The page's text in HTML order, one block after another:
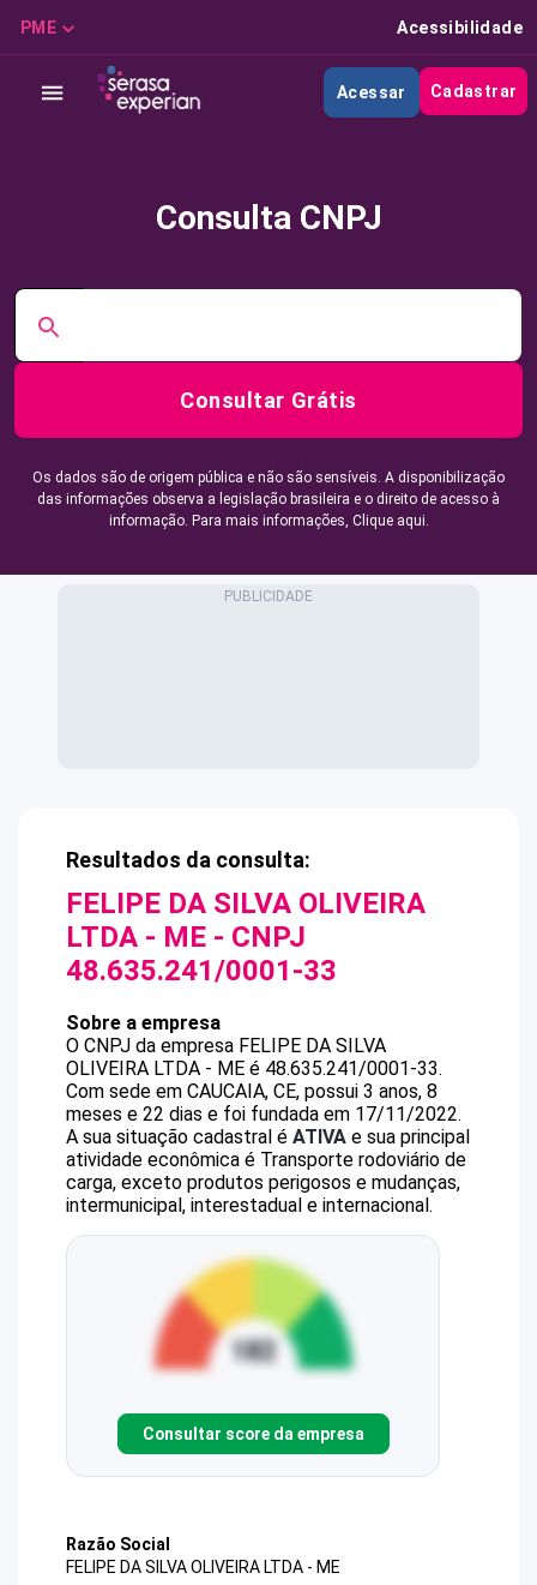
PME Acessibilidade
Acessar Cadastrar
Consulta CNPJ
Consultar Grátis
Os dados são de origem pública e não são sensíveis. A disponibilização
das informações observa a legislação brasileira e o direito de acesso à
informação. Para mais informações, Clique aqui.
Resultados da consulta:
FELIPE DA SILVA OLIVEIRA
LTDA - ME - CNPJ
48.635.241/0001-33
Sobre a empresa
O CNPJ da empresa FELIPE DA SILVA
OLIVEIRA LTDA - ME é 48.635.241/0001-33.
Com sede em CAUCAIA, CE, possui 3 anos, 8
meses e 22 dias e foi fundada em 17/11/2022.
A sua situação cadastral é ATIVA e sua principal
atividade econômica é Transporte rodoviário de
carga, exceto produtos perigosos e mudanças,
intermunicipal, interestadual e internacional.
Consultar score da empresa
Razão Social
FELIPE DA SILVA OLIVEIRA LTDA - ME